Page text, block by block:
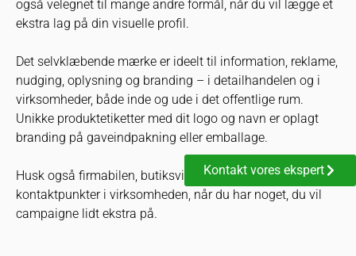
Kontakt vores ekspert
også velegnet til mange andre formål, når du vil lægge et
ekstra lag på din visuelle profil.
Det selvklæbende mærke er ideelt til information, reklame,
nudging, oplysning og branding – i detailhandelen og i
virksomheder, både inde og ude i det offentlige rum.
Unikke produktetiketter med dit logo og navn er oplagt
branding på gaveindpakning eller emballage.
Husk også firmabilen, butiksvitrinen eller strategiske
kontaktpunkter i virksomheden, når du har noget, du vil
campaigne lidt ekstra på.